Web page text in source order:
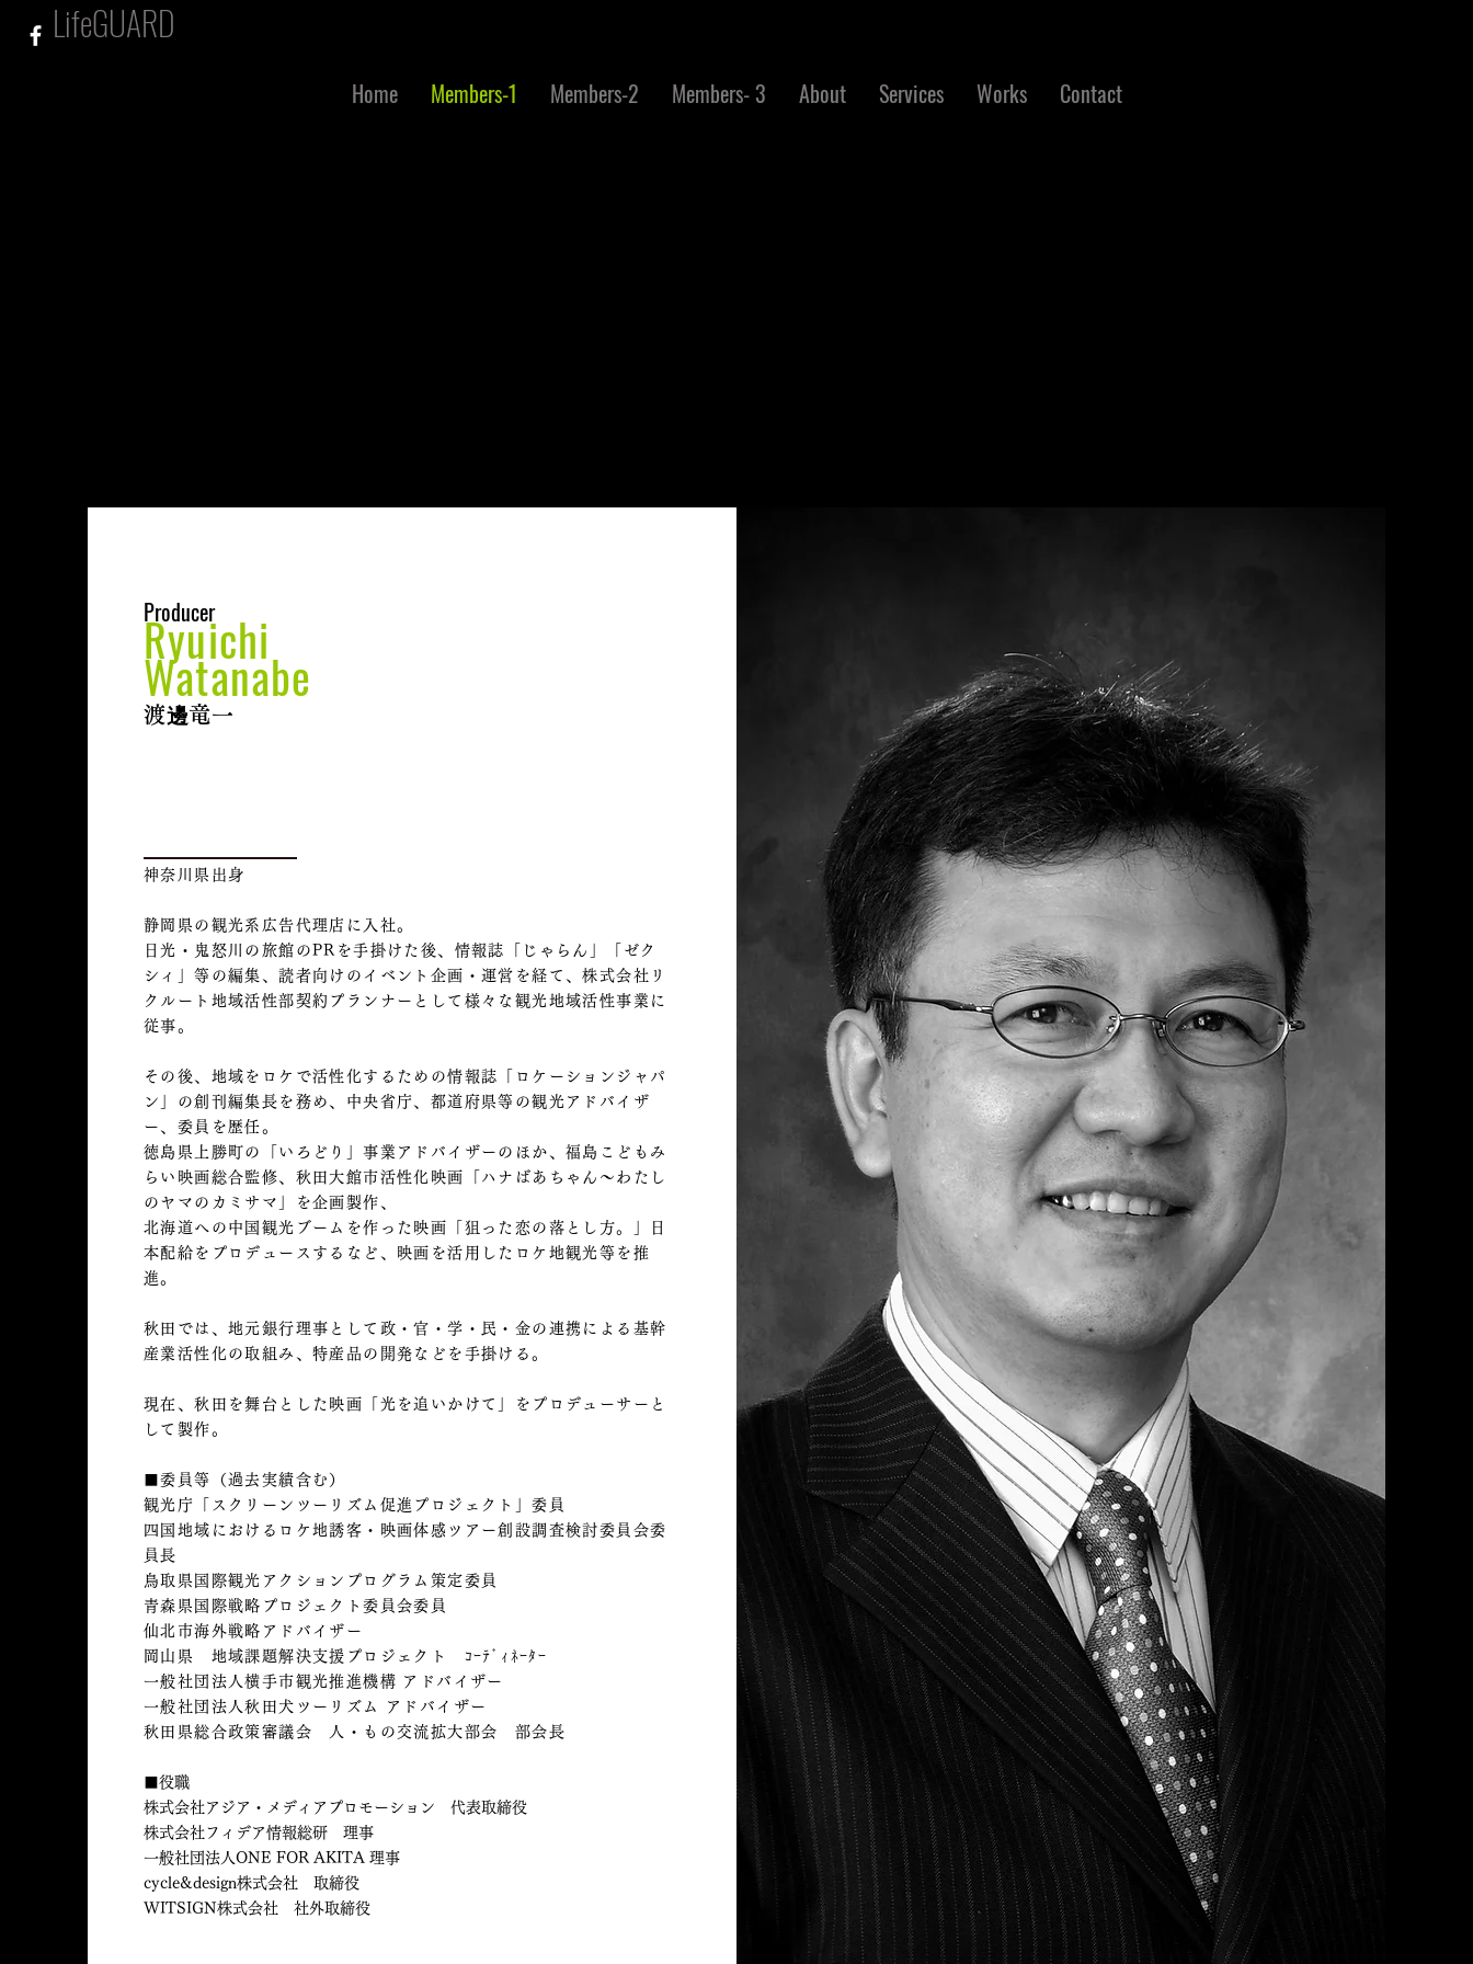
LifeGUARD
Home Members-1 Members-2 Members- 3 About Services Works Contact
Producer
Ryuichi
Watanabe
渡邊竜一
神奈川県出身
静岡県の観光系広告代理店に入社。
日光・鬼怒川の旅館のPRを手掛けた後、情報誌「じゃらん」「ゼク
シィ」等の編集、読者向けのイベント企画・運営を経て、株式会社リ
クルート地域活性部契約プランナーとして様々な観光地域活性事業に
従事。
その後、地域をロケで活性化するための情報誌「ロケーションジャパ
ン」の創刊編集長を務め、中央省庁、都道府県等の観光アドバイザ
ー、委員を歴任。
徳島県上勝町の「いろどり」事業アドバイザーのほか、福島こどもみ
らい映画総合監修、秋田大館市活性化映画「ハナばあちゃん～わたし
のヤマのカミサマ」を企画製作、
北海道への中国観光ブームを作った映画「狙った恋の落とし方。」日
本配給をプロデュースするなど、映画を活用したロケ地観光等を推
進。
秋田では、地元銀行理事として政・官・学・民・金の連携による基幹
産業活性化の取組み、特産品の開発などを手掛ける。
現在、秋田を舞台とした映画「光を追いかけて」をプロデューサーと
して製作。
■委員等（過去実績含む）
観光庁「スクリーンツーリズム促進プロジェクト」委員
四国地域におけるロケ地誘客・映画体感ツアー創設調査検討委員会委
員長
鳥取県国際観光アクションプログラム策定委員
青森県国際戦略プロジェクト委員会委員
仙北市海外戦略アドバイザー
岡山県 地域課題解決支援プロジェクト ｺｰﾃﾞｨﾈｰﾀｰ
一般社団法人横手市観光推進機構 アドバイザー
一般社団法人秋田犬ツーリズム アドバイザー
秋田県総合政策審議会 人・もの交流拡大部会 部会長
■役職
株式会社アジア・メディアプロモーション 代表取締役
株式会社フィデア情報総研 理事
一般社団法人ONE FOR AKITA 理事
cycle&design株式会社 取締役
WITSIGN株式会社 社外取締役